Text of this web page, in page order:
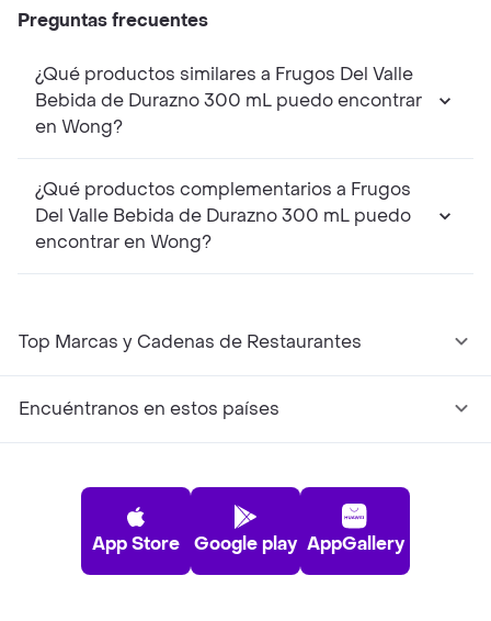
Preguntas frecuentes
¿Qué productos similares a Frugos Del Valle
Bebida de Durazno 300 mL puedo encontrar
en Wong?
¿Qué productos complementarios a Frugos
Del Valle Bebida de Durazno 300 mL puedo
encontrar en Wong?
Top Marcas y Cadenas de Restaurantes
Encuéntranos en estos países
App Store Google play AppGallery